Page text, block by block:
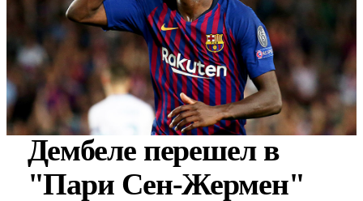
Дембеле перешел в
"Пари Сен-Жермен"